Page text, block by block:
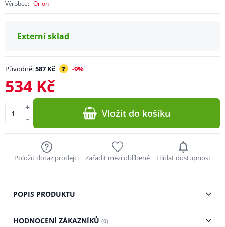
Výrobce: Orion
Externí sklad
Původně:587 Kč ? -9%
534 Kč
-
+ Vložit do košíku
Položit dotaz prodejci Zařadit mezi oblíbené Hlídat dostupnost
POPIS PRODUKTU
HODNOCENÍ ZÁKAZNÍKŮ (0)